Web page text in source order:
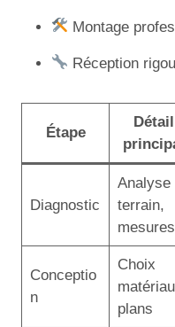
Montage
Réception
Étape
Détail
Diagnostic
Analyse
terrain,
mesures
Conceptio
n
Choix
plans